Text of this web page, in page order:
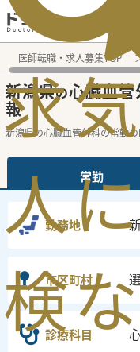
求
人
検
気
に
な
医師転職・求人募集TOP
新潟県の心臓血管
報
新潟県の心臓血管外科の常勤
常勤
勤務地
市区町村
診療科目